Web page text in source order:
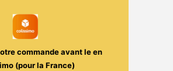
commande avant leen
(pour la France)